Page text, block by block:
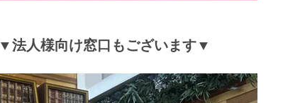
▼法人様向け窓口もございます▼